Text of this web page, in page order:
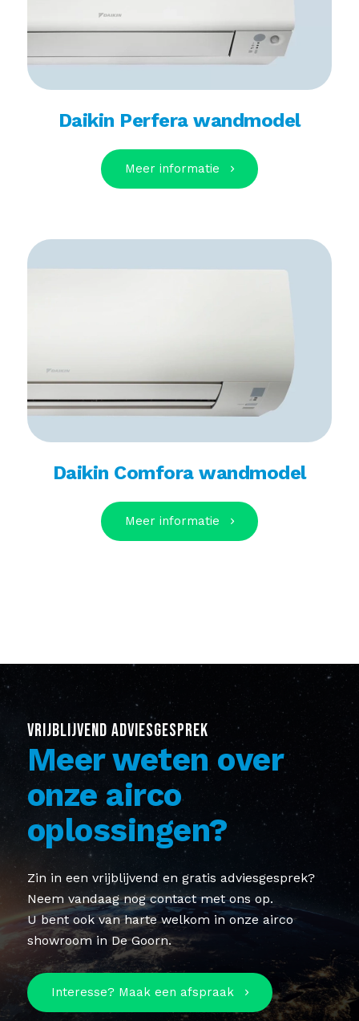
Daikin Perfera wandmodel
Meer informatie
Daikin Comfora wandmodel
Meer informatie
VRIJBLIJVEND ADVIESGESPREK
Meer weten over
onze airco
oplossingen?
Zin in een vrijblijvend en gratis adviesgesprek?
Neem vandaag nog contact met ons op.
U bent ook van harte welkom in onze airco
showroom in De Goorn.
Interesse? Maak een afspraak